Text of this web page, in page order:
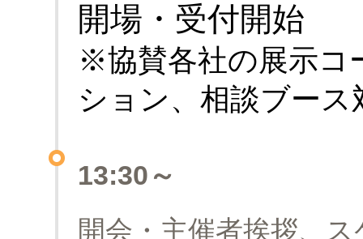
開場・受付開始
※協賛各社の展示コ
ション、相談ブース
13:30～
開会・主催者挨拶、